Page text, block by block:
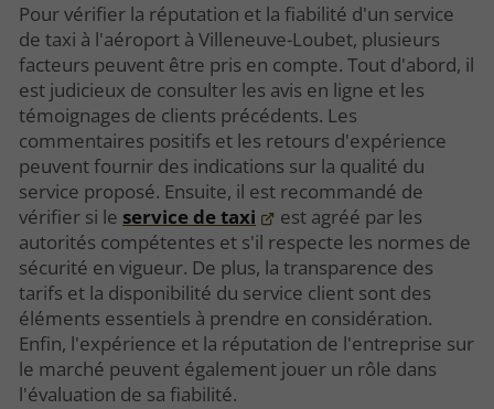
Pour vérifier la réputation et la fiabilité d'un service
de taxi à l'aéroport à Villeneuve-Loubet, plusieurs
facteurs peuvent être pris en compte. Tout d'abord, il
est judicieux de consulter les avis en ligne et les
témoignages de clients précédents. Les
commentaires positifs et les retours d'expérience
peuvent fournir des indications sur la qualité du
service proposé. Ensuite, il est recommandé de
vérifier si le service de taxi
est agréé par les
autorités compétentes et s'il respecte les normes de
sécurité en vigueur. De plus, la transparence des
tarifs et la disponibilité du service client sont des
éléments essentiels à prendre en considération.
Enfin, l'expérience et la réputation de l'entreprise sur
le marché peuvent également jouer un rôle dans
l'évaluation de sa fiabilité.